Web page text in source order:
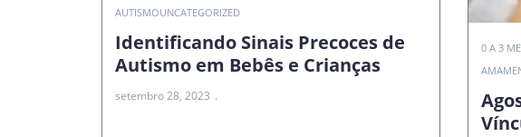
AUTISMOUNCATEGORIZED
Identificando Sinais Precoces de
Autismo em Bebês e Crianças
setembro 28, 2023
0 A 3